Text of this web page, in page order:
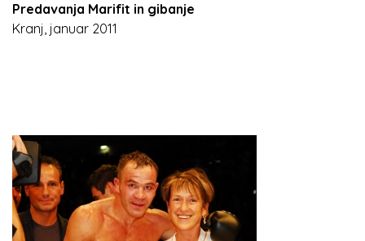
Predavanja Marifit in gibanje
Kranj, januar 2011